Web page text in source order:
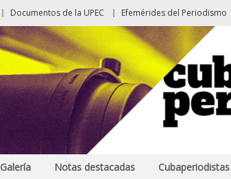
Documentos de la UPEC Efemérides del Periodismo
Galería Notas destacadas